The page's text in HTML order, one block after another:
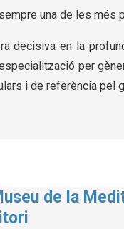
una de les més
decisiva en la
per
i de referència pel
de la